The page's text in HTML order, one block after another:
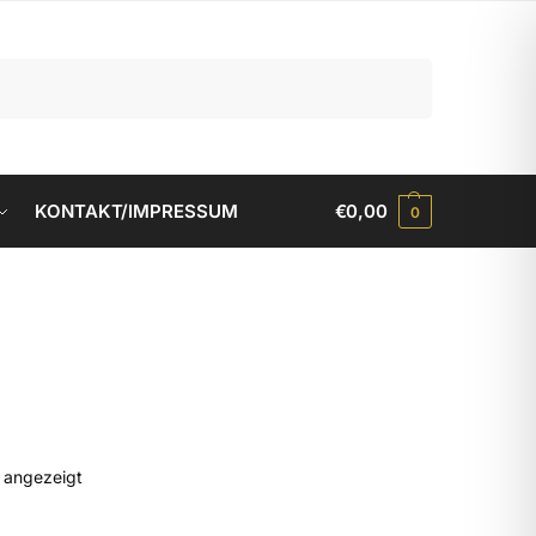
KONTAKT/IMPRESSUM €0,00 0
angezeigt